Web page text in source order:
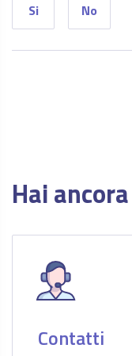
Si No
Hai
Contatti